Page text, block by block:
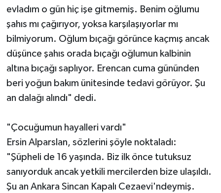
evladım o gün hiç işe gitmemiş. Benim oğlumu
şahıs mı çağırıyor, yoksa karşılaşıyorlar mı
bilmiyorum. Oğlum bıçağı görünce kaçmış ancak
düşünce şahıs orada bıçağı oğlumun kalbinin
altına bıçağı saplıyor. Erencan cuma gününden
beri yoğun bakım ünitesinde tedavi görüyor. Şu
an dalağı alındı" dedi.
"Çocuğumun hayalleri vardı"
Ersin Alparslan, sözlerini şöyle noktaladı:
"Şüpheli de 16 yaşında. Biz ilk önce tutuksuz
sanıyorduk ancak yetkili mercilerden bize ulaşıldı.
Şu an Ankara Sincan Kapalı Cezaevi'ndeymiş.